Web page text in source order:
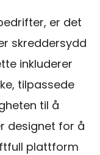
er det
skreddersydd
inkluderer
tilpassede
til å
designet for å
plattform